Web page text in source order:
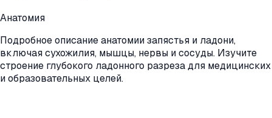
Анатомия
Подробное описание анатомии запястья и ладони,
включая сухожилия, мышцы, нервы и сосуды. Изучите
строение глубокого ладонного разреза для медицинских
и образовательных целей.